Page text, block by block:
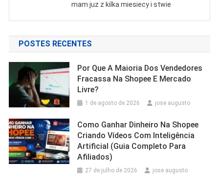
mam juz z kilka miesiecy i stwie
POSTES RECENTES
Por Que A Maioria Dos Vendedores
Fracassa Na Shopee E Mercado
Livre?
1 de agosto de 2026 jose augusto
Como Ganhar Dinheiro Na Shopee
Criando Vídeos Com Inteligência
Artificial (Guia Completo Para
Afiliados)
27 de julho de 2026 jose augusto